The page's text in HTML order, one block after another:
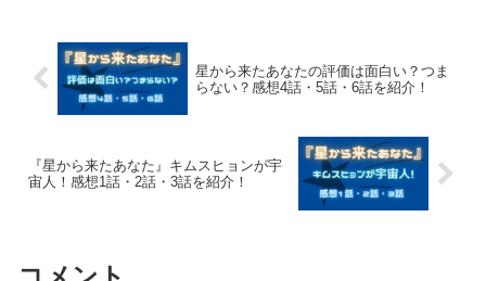
星から来たあなたの評価は面白い？つま
らない？感想4話・5話・6話を紹介！
『星から来たあなた』キムスヒョンが宇
宙人！感想1話・2話・3話を紹介！